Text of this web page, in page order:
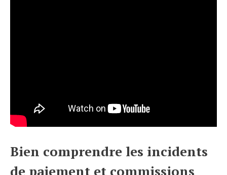
Bien comprendre les incidents
de paiement et commissions